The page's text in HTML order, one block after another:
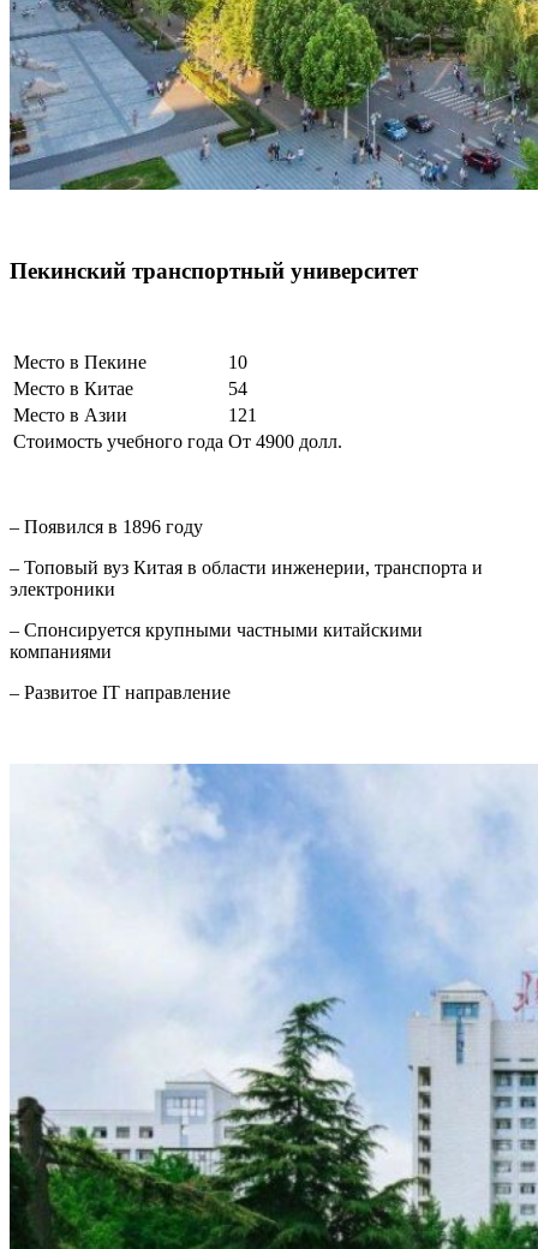
Пекинский транспортный университет
Место в Пекине
10
Место в Китае
54
Место в Азии
121
Стоимость учебного года От 4900 долл.
– Появился в 1896 году
– Топовый вуз Китая в области инженерии, транспорта и
электроники
– Спонсируется крупными частными китайскими
компаниями
– Развитое IT направление